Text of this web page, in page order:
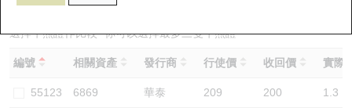
選擇牛熊證作比較 *你可以選擇最多三隻牛熊證
編號 相關資產 發行商 行使價 收回價 實際
55123 6869 華泰 209 200 1.3
認股證分析儀
認股證速算機
新發行瑞銀牛熊證
已收回牛熊證剩餘價值
街貨統計
三十大平均引伸波幅
科指成份股
相關資產沽空
牛熊證投資者教育
認股證牛熊證常問問題